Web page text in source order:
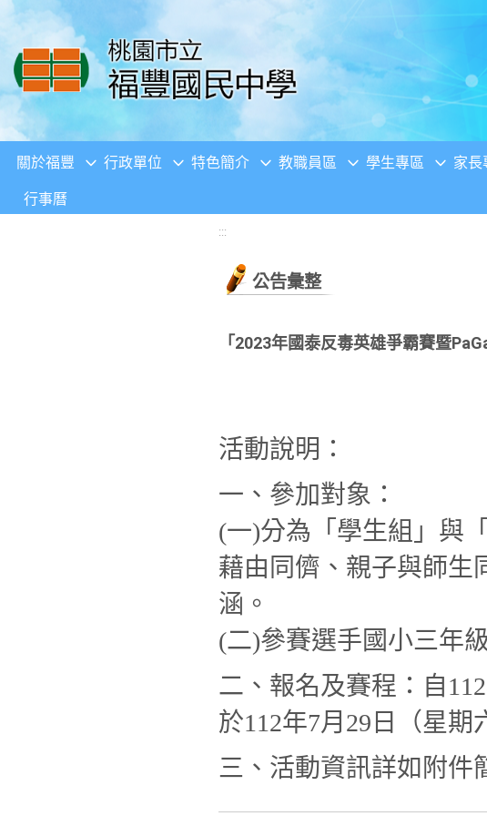
移至網頁之主要內容區位置
關於福豐 行政單位 特色簡介 教職員區 學生專區 家長
行事曆
:::
公告彙整
「2023年國泰反毒英雄爭霸賽暨
活動說明：
一、參加對象：
(一)分為「學生組」與
藉由同儕、親子與師生
涵。
(二)參賽選手國小三年
二、報名及賽程：自
於112年7月29日（星期
三、活動資訊詳如附件